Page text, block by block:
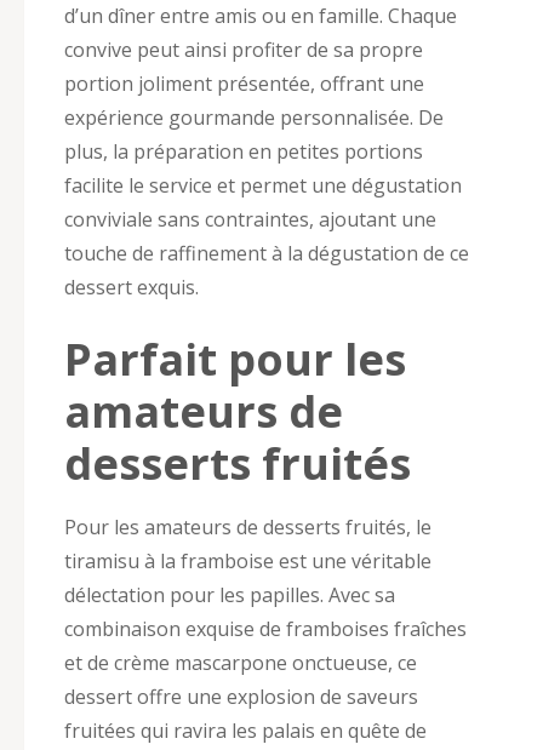
d’un dîner entre amis ou en famille. Chaque
convive peut ainsi profiter de sa propre
portion joliment présentée, offrant une
expérience gourmande personnalisée. De
plus, la préparation en petites portions
facilite le service et permet une dégustation
conviviale sans contraintes, ajoutant une
touche de raffinement à la dégustation de ce
dessert exquis.
Parfait pour les
amateurs de
desserts fruités
Pour les amateurs de desserts fruités, le
tiramisu à la framboise est une véritable
délectation pour les papilles. Avec sa
combinaison exquise de framboises fraîches
et de crème mascarpone onctueuse, ce
dessert offre une explosion de saveurs
fruitées qui ravira les palais en quête de